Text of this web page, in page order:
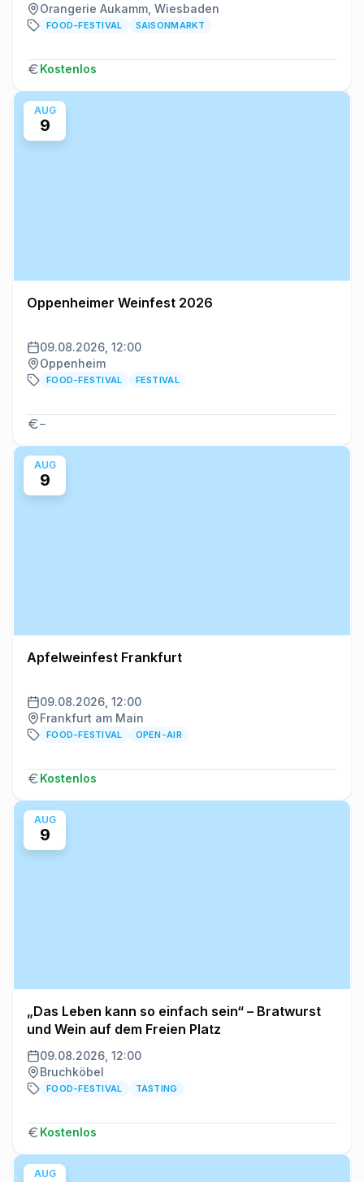
Orangerie Aukamm, Wiesbaden
FOOD-FESTIVAL SAISONMARKT
Kostenlos
AUG
9
Oppenheimer Weinfest 2026
09.08.2026, 12:00
Oppenheim
FOOD-FESTIVAL FESTIVAL
–
AUG
9
Apfelweinfest Frankfurt
09.08.2026, 12:00
Frankfurt am Main
FOOD-FESTIVAL OPEN-AIR
Kostenlos
AUG
9
„Das Leben kann so einfach sein“ – Bratwurst
und Wein auf dem Freien Platz
09.08.2026, 12:00
Bruchköbel
FOOD-FESTIVAL TASTING
Kostenlos
AUG